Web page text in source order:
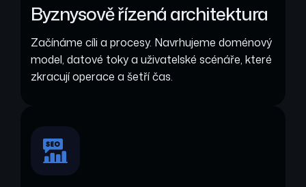
Byznysově řízená architektura
Začínáme cíli a procesy. Navrhujeme doménový
model, datové toky a uživatelské scénáře, které
zkracují operace a šetří čas.